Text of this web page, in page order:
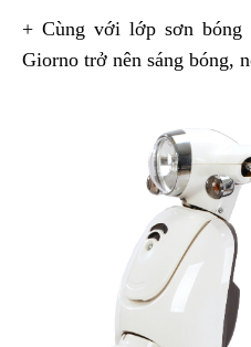
+ Cùng với lớp sơn bóng
Giorno trở nên sáng bóng,